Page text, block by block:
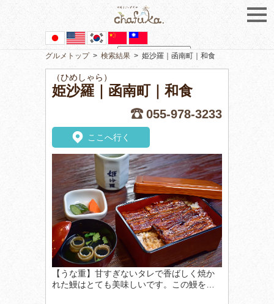
Powered by Translate
グルメトップ> 検索結果 > 姫沙羅｜函南町｜和食
（ひめしゃら）
姫沙羅｜函南町｜和食
055-978-3233
ここへ行く
【うな重】甘すぎないタレで香ばしく焼か
れた鰻はとても美味しいです。この鰻を…